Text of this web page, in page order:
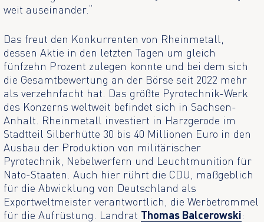
weit auseinander.“
Das freut den Konkurrenten von Rheinmetall,
dessen Aktie in den letzten Tagen um gleich
fünfzehn Prozent zulegen konnte und bei dem sich
die Gesamtbewertung an der Börse seit 2022 mehr
als verzehnfacht hat. Das größte Pyrotechnik-Werk
des Konzerns weltweit befindet sich in Sachsen-
Anhalt. Rheinmetall investiert in Harzgerode im
Stadtteil Silberhütte 30 bis 40 Millionen Euro in den
Ausbau der Produktion von militärischer
Pyrotechnik, Nebelwerfern und Leuchtmunition für
Nato-Staaten. Auch hier rührt die CDU, maßgeblich
für die Abwicklung von Deutschland als
Exportweltmeister verantwortlich, die Werbetrommel
für die Aufrüstung. Landrat Thomas Balcerowski: